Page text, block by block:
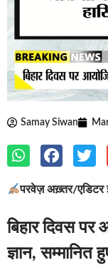
Samay Siwan
परवेज़ अख़्तर/एडिटर
बिहार दिवस पर
ज्ञान, सम्मानित